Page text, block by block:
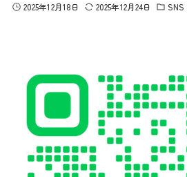
2025年12月18日 2025年12月24日 SNS